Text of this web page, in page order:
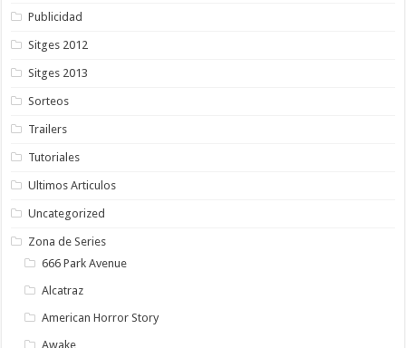
Publicidad
Sitges 2012
Sitges 2013
Sorteos
Trailers
Tutoriales
Ultimos Articulos
Uncategorized
Zona de Series
666 Park Avenue
Alcatraz
American Horror Story
Awake